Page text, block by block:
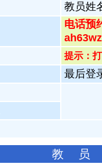
教员姓
电话预
提示：
最后登
教 员